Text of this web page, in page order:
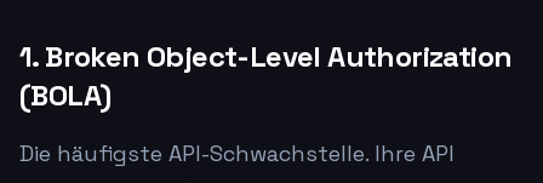
1. Broken Object-Level Authorization
(BOLA)
Die häufigste API-Schwachstelle. Ihre API